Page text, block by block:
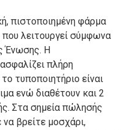
πιστοποιημένη φάρμα
λειτουργεί σύμφωνα
Ένωσης. Η
πλήρη
τυποποιητήριο είναι
ενώ διαθέτουν και 2
Στα σημεία πώλησής
βρείτε μοσχάρι,